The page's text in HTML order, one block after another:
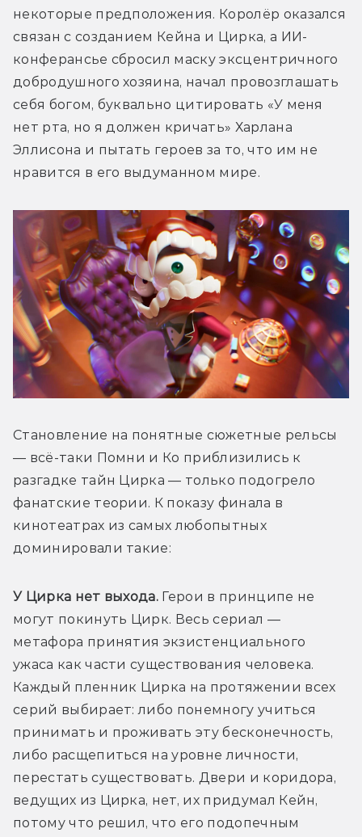
некоторые предположения. Королёр оказался
связан с созданием Кейна и Цирка, а ИИ-
конферансье сбросил маску эксцентричного
добродушного хозяина, начал провозглашать
себя богом, буквально цитировать «У меня
нет рта, но я должен кричать» Харлана
Эллисона и пытать героев за то, что им не
нравится в его выдуманном мире.
Становление на понятные сюжетные рельсы
— всё-таки Помни и Ко приблизились к
разгадке тайн Цирка — только подогрело
фанатские теории. К показу финала в
кинотеатрах из самых любопытных
доминировали такие:
У Цирка нет выхода. Герои в принципе не
могут покинуть Цирк. Весь сериал —
метафора принятия экзистенциального
ужаса как части существования человека.
Каждый пленник Цирка на протяжении всех
серий выбирает: либо понемногу учиться
принимать и проживать эту бесконечность,
либо расщепиться на уровне личности,
перестать существовать. Двери и коридора,
ведущих из Цирка, нет, их придумал Кейн,
потому что решил, что его подопечным